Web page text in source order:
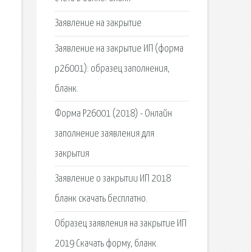
Заявление на закрытие
Заявление на закрытие ИП (форма
р26001): образец заполнения,
бланк.
Форма Р26001 (2018) - Онлайн
заполнение заявления для
закрытия
Заявление о закрытии ИП 2018
бланк скачать бесплатно.
Образец заявления на закрытие ИП
2019 Скачать форму, бланк.